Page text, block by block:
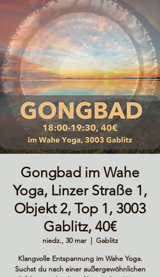
Gongbad im Wahe
Yoga, Linzer Straße 1,
Objekt 2, Top 1, 3003
Gablitz, 40€
niedz., 30 mar
  |
Gablitz
Klangvolle Entspannung im Wahe Yoga.
Suchst du nach einer außergewöhnlichen